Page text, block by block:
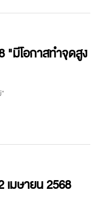
"มีโอกาสทำจุดสูง
"
เมษายน 2568